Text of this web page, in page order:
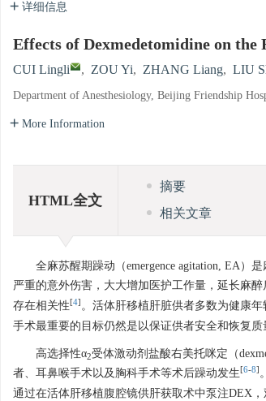
详细信息
Effects of Dexmedetomidine on
CUI Lingli , ZOU Yi, ZHANG Liang, LIU
Department of Anesthesiology, Beijing Friendship
More Information
HTML全文
摘要
相关文章
全麻苏醒期躁动（emergence agitation, EA
严重的意外伤害，大大增加医护工作量，延长麻醉
存在相关性[4] 。活体肝移植肝脏供者多数为健康
手术最重要的目标仍然是以保证供者安全和恢复
高选择性α2受体激动剂盐酸右美托咪定（
者、耳鼻喉手术以及胸科手术等术后躁动发生[6-8]
通过在活体肝移植腹腔镜供肝获取术中泵注DEX